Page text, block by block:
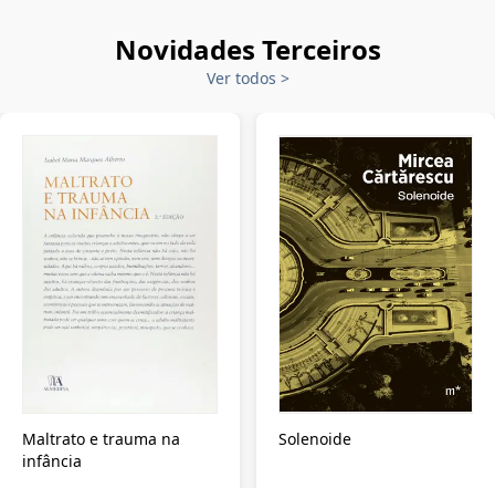
Novidades Terceiros
Ver todos >
Maltrato e trauma na
infância
Solenoide